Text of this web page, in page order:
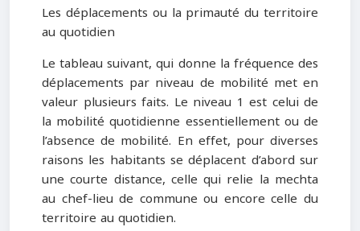
Les déplacements ou la primauté du territoire
au quotidien
Le tableau suivant, qui donne la fréquence des
déplacements par niveau de mobilité met en
valeur plusieurs faits. Le niveau 1 est celui de
la mobilité quotidienne essentiellement ou de
l’absence de mobilité. En effet, pour diverses
raisons les habitants se déplacent d’abord sur
une courte distance, celle qui relie la mechta
au chef-lieu de commune ou encore celle du
territoire au quotidien.